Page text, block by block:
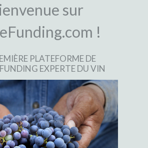
sur
!
PLATEFORME DE
EXPERTE DU VIN